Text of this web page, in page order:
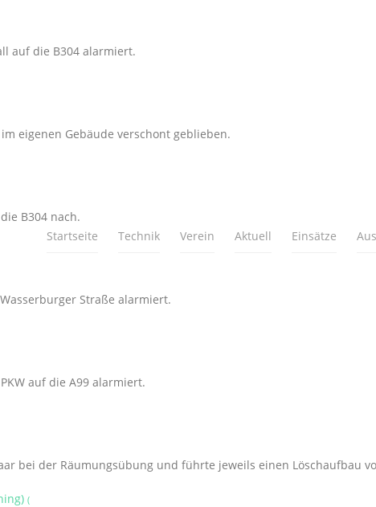
Startseite Technik Verein Aktuell Einsätze
auf die B304 alarmiert.
eigenen Gebäude verschont geblieben.
B304 nach.
Straße alarmiert.
auf die A99 alarmiert.
bei der Räumungsübung und führte jeweils einen Löschaufbau
(